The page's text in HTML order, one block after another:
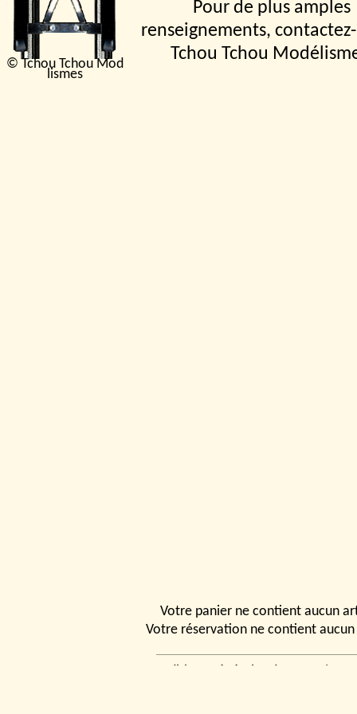
© Tchou Tchou Mod
lismes
Pour de plus amples
renseignements,
Tchou Tchou
Votre panier ne contient aucun
Votre réservation ne contient